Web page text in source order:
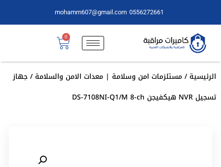
0556272661
mohamm607@gmail.com
0
الرئيسية/مستلزمات امن وسلامة | معدات الامن والسلامة/ جهاز
تسجيل NVR هيكفيجن DS-7108NI-Q1/M 8-ch